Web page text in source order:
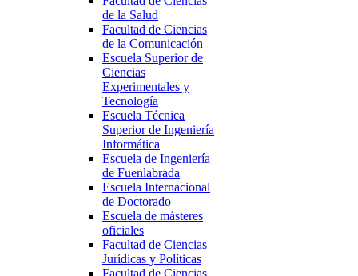
de la Salud
Facultad de Ciencias
de la Comunicación
Escuela Superior de
Ciencias
Experimentales y
Tecnología
Escuela Técnica
Superior de Ingeniería
Informática
Escuela de Ingeniería
de Fuenlabrada
Escuela Internacional
de Doctorado
Escuela de másteres
oficiales
Facultad de Ciencias
Jurídicas y Políticas
Facultad de Ciencias